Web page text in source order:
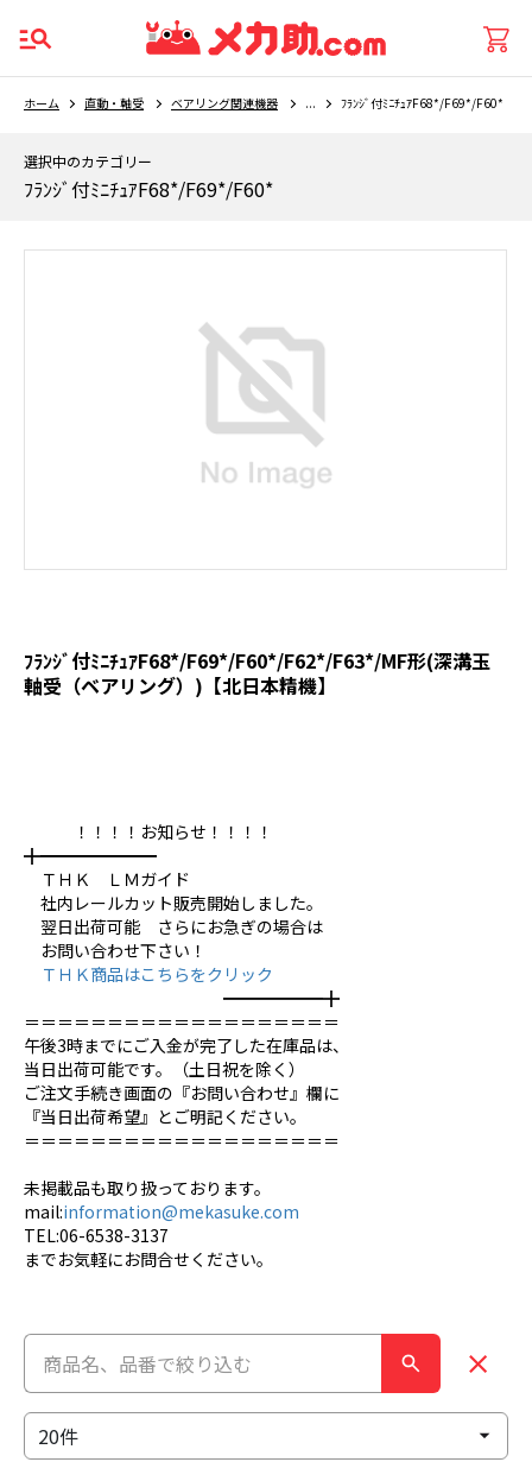
ホーム 直動・軸受 ベアリング関連機器 ... ﾌﾗﾝｼﾞ付ﾐﾆﾁｭｱF68*/F69*/F60*
選択中のカテゴリー
ﾌﾗﾝｼﾞ付ﾐﾆﾁｭｱF68*/F69*/F60*
ﾌﾗﾝｼﾞ付ﾐﾆﾁｭｱF68*/F69*/F60*/F62*/F63*/MF形(深溝玉
軸受（ベアリング）)【北日本精機】
！！！！お知らせ！！！！
╋━━━━━━━
ＴＨＫ ＬＭガイド
社内レールカット販売開始しました。
翌日出荷可能 さらにお急ぎの場合は
お問い合わせ下さい！
ＴＨＫ商品はこちらをクリック
━━━━━━╋
＝＝＝＝＝＝＝＝＝＝＝＝＝＝＝＝＝＝＝
午後3時までにご入金が完了した在庫品は、
当日出荷可能です。（土日祝を除く）
ご注文手続き画面の『お問い合わせ』欄に
『当日出荷希望』とご明記ください。
＝＝＝＝＝＝＝＝＝＝＝＝＝＝＝＝＝＝＝
未掲載品も取り扱っております。
mail:information@mekasuke.com
TEL:06-6538-3137
までお気軽にお問合せください。